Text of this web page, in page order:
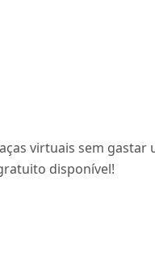
virtuais sem gastar
disponível!